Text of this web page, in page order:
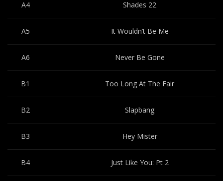
A4 Shades 22
A5 It Wouldn’t Be Me
A6 Never Be Gone
B1 Too Long At The Fair
B2 Slapbang
B3 Hey Mister
B4 Just Like You: Pt 2